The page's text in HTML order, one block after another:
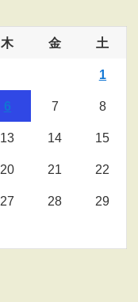
木 金 土
1
6 7 8
13 14 15
20 21 22
27 28 29